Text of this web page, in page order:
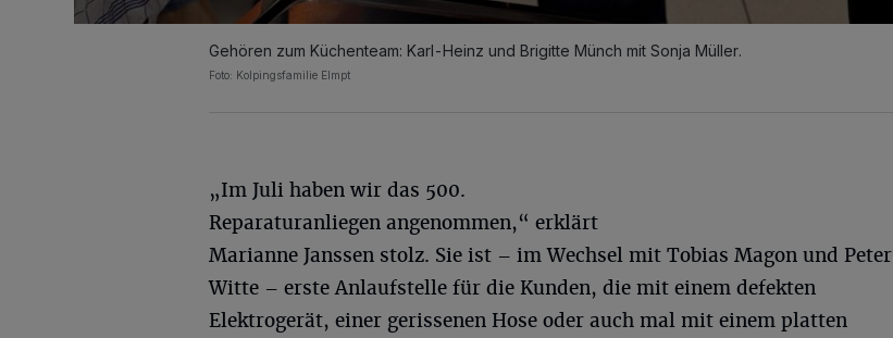
Gehören zum Küchenteam: Karl-Heinz und Brigitte Münch mit Sonja Müller.
Foto: Kolpingsfamilie Elmpt
„Im Juli haben wir das 500.
Reparaturanliegen angenommen,“ erklärt
Marianne Janssen stolz. Sie ist – im Wechsel mit Tobias Magon und Peter
Witte – erste Anlaufstelle für die Kunden, die mit einem defekten
Elektrogerät, einer gerissenen Hose oder auch mal mit einem platten